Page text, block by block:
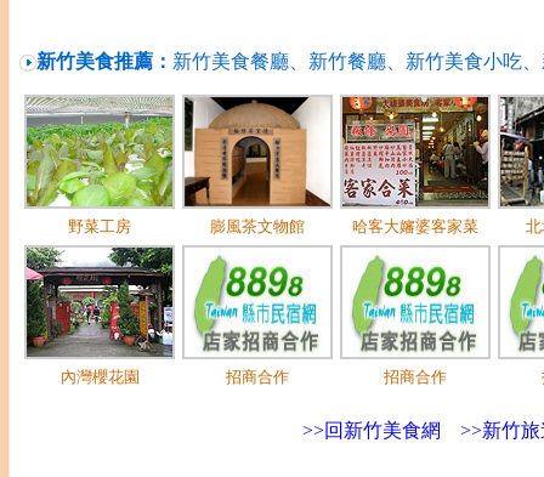
新竹美食推薦： 新竹美食餐廳、新竹餐廳、新竹美食小吃
野菜工房 膨風茶文物館 哈客大嬸婆客家菜
內灣櫻花園 招商合作 招商合作
>>回新竹美食網 >>新竹